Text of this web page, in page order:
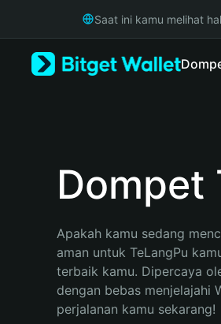
Русский
Bahasa Indonesia
Saat ini kamu melihat
Dompet
Apakah kamu sedang
aman untuk TeLangPu
terbaik kamu. Dipercaya
dengan bebas menjelajahi
perjalanan kamu sekarang!